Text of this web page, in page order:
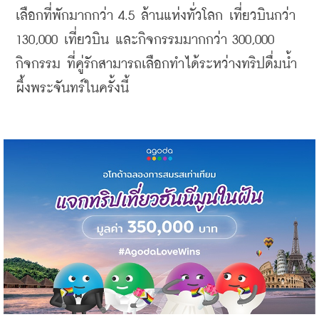
เลือกที่พักมากกว่า 4.5 ล้านแห่งทั่วโลก เที่ยวบินกว่า
130,000 เที่ยวบิน และกิจกรรมมากกว่า 300,000
กิจกรรม ที่คู่รักสามารถเลือกทำได้ระหว่างทริปดื่มน้ำ
ผึ้งพระจันทร์ในครั้งนี้